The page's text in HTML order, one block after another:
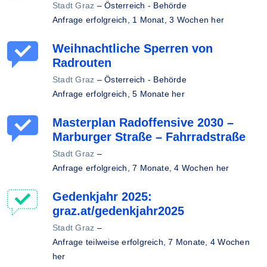
Stadt Graz –Österreich - Behörde
Anfrage erfolgreich, 1 Monat, 3 Wochen her
Weihnachtliche Sperren von
Radrouten
Stadt Graz –Österreich - Behörde
Anfrage erfolgreich,5 Monate her
Masterplan Radoffensive 2030 –
Marburger Straße – Fahrradstraße
Stadt Graz –
Anfrage erfolgreich,7 Monate, 4 Wochen her
Gedenkjahr 2025:
graz.at/gedenkjahr2025
Stadt Graz –
Anfrage teilweise erfolgreich,7 Monate, 4 Wochen
her